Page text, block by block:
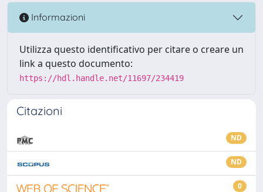
Informazioni
Utilizza questo identificativo per citare o creare un
link a questo documento:
https://hdl.handle.net/11697/234419
Citazioni
ND
ND
0